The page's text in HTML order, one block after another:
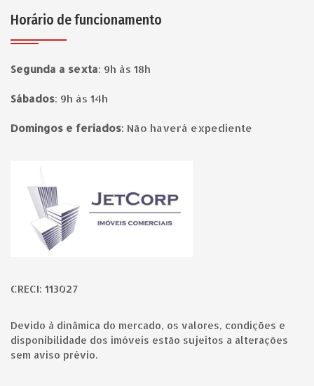
Horário de funcionamento
Segunda a sexta: 9h às 18h
Sábados: 9h às 14h
Domingos e feriados: Não haverá expediente
CRECI: 113027
Devido à dinâmica do mercado, os valores, condições e
disponibilidade dos imóveis estão sujeitos a alterações
sem aviso prévio.